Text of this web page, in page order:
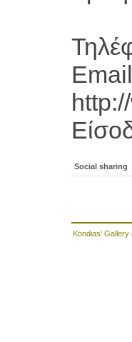
Social sharing
Kondias' Gallery